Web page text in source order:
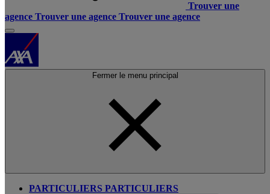
Trouver une
agence Trouver une agence Trouver une agence
Fermer le menu principal
PARTICULIERS PARTICULIERS